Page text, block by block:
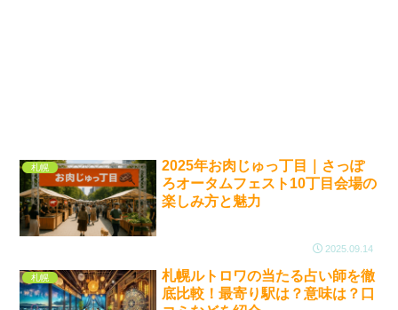
札幌
2025年お肉じゅっ丁目｜さっぽ
ろオータムフェスト10丁目会場の
楽しみ方と魅力
2025.09.14
札幌
札幌ルトロワの当たる占い師を徹
底比較！最寄り駅は？意味は？口